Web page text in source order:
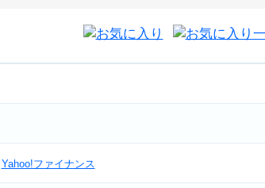
Yahoo!ファイナンス